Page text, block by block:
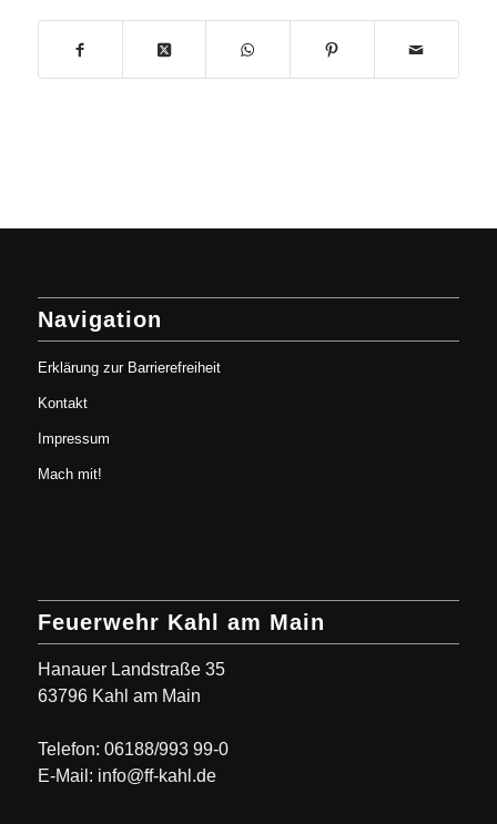
Navigation
Erklärung zur Barrierefreiheit
Kontakt
Impressum
Mach mit!
Feuerwehr Kahl am Main
Hanauer Landstraße 35
63796 Kahl am Main
Telefon: 06188/993 99-0
E-Mail: info@ff-kahl.de